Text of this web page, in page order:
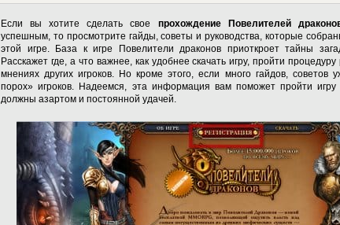
Если вы хотите сделать свое прохождение Повелителей
успешным, то просмотрите гайды, советы и руководства, которые
этой игре. База к игре Повелители драконов приоткроет тайны
Расскажет где, а что важнее, как удобнее скачать игру, пройти
мнениях других игроков. Но кроме этого, если много гайдов, советов
порох» игроков. Надеемся, эта информация вам поможет пройти
должны азартом и постоянной удачей.